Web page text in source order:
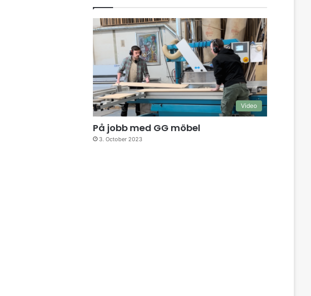
Video
På jobb med GG möbel
3. October 2023